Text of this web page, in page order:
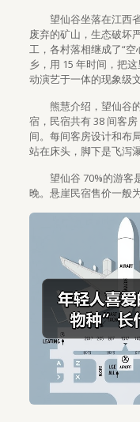
望仙谷坐落在江西
废弃的矿山，生态破坏
工，各村落相继成了“
乡，用 15 年时间，把
动演艺于一体的现象级
熊慧介绍，望仙谷
宿，民宿共有 38 间客
间。每间客房设计和布
站在床头，脚下是飞泻
望仙谷 70%的游客
晚。悬崖民宿售价一般